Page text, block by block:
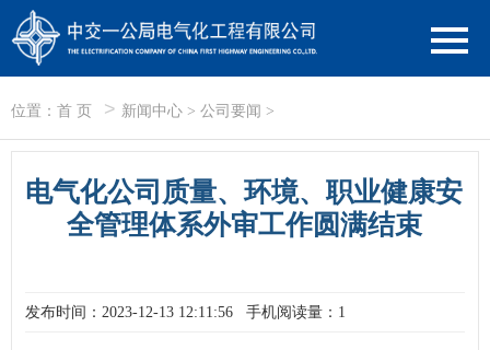
位置： 首 页 > 新闻中心 > 公司要闻 >
电气化公司质量、环境、职业健康安
全管理体系外审工作圆满结束
发布时间：2023-12-13 12:11:56 手机阅读量：1